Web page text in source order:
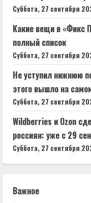
Суббота, 27 сентября
Какие вещи в «Фикс
полный список
Суббота, 27 сентября
Не уступил нижнюю
этого вышло⁠⁠ на
Суббота, 27 сентября
Wildberries и Ozon
россиян: уже с 29
Суббота, 27 сентября
Важное